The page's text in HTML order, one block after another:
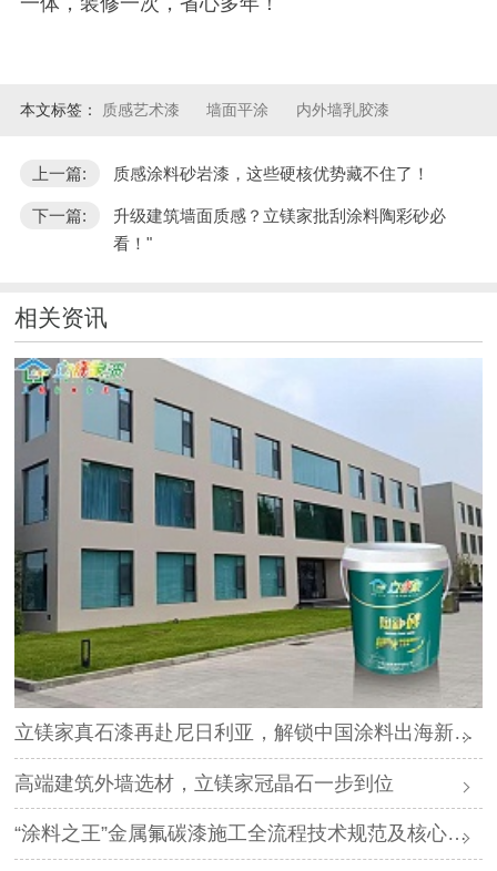
本文标签： 质感艺术漆 墙面平涂 内外墙乳胶漆
上一篇: 质感涂料砂岩漆，这些硬核优势藏不住了！
下一篇:
升级建筑墙面质感？立镁家批刮涂料陶彩砂必
看！"
相关资讯
立镁家真石漆再赴尼日利亚，解锁中国涂料出海新路径
高端建筑外墙选材，立镁家冠晶石一步到位
“涂料之王”金属氟碳漆施工全流程技术规范及核心要点